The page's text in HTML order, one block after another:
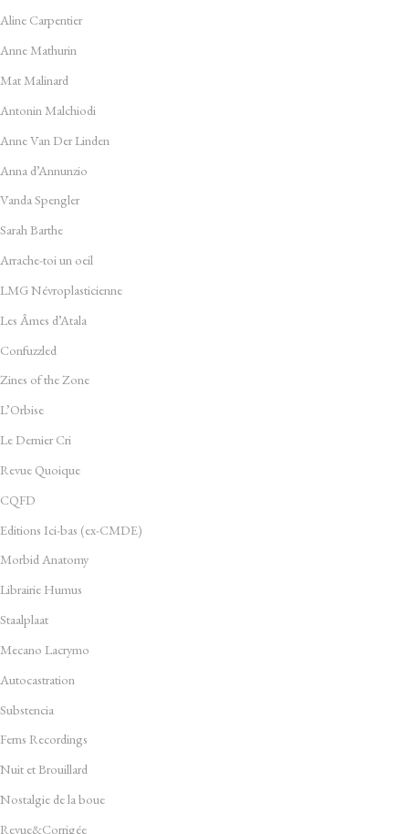
Aline Carpentier
Anne Mathurin
Mat Malinard
Antonin Malchiodi
Anne Van Der Linden
Anna d’Annunzio
Vanda Spengler
Sarah Barthe
Arrache-toi un oeil
LMG Névroplasticienne
Les Âmes d’Atala
Confuzzled
Zines of the Zone
L’Orbise
Le Dernier Cri
Revue Quoique
CQFD
Editions Ici-bas (ex-CMDE)
Morbid Anatomy
Librairie Humus
Staalplaat
Mecano Lacrymo
Autocastration
Substencia
Ferns Recordings
Nuit et Brouillard
Nostalgie de la boue
Revue&Corrigée